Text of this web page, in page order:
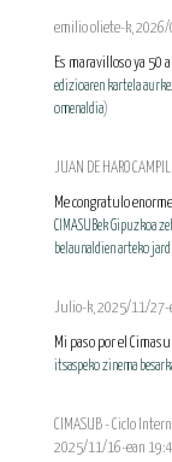
emilio oliete-k, 2026/
Es maravilloso ya 50
edizioaren kartela
omenaldia)
JUAN DE HARO
Me congratulo
CIMASUBek Gipuzkoa
belaunaldien arteko
Julio-k, 2025/11/27-
Mi paso por el
itsaspeko zinema
CIMASUB - Ciclo
2025/11/16-ean